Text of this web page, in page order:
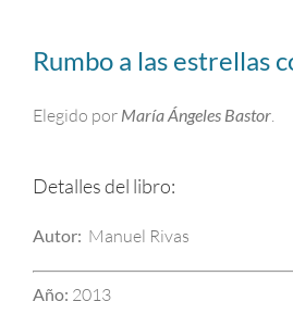
Rumbo a las estrellas
Elegido por María Ángeles Bastor.
Detalles del libro:
Autor: Manuel Rivas
Año: 2013